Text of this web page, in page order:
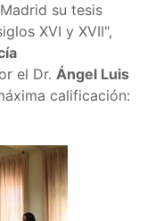
su tesis
XVI y XVII",
el Dr. Ángel Luis
calificación: